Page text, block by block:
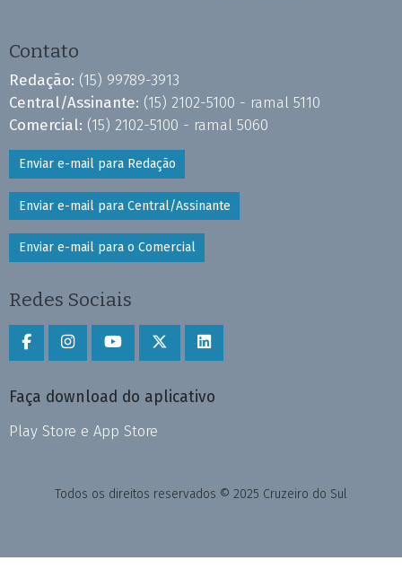
Contato
Redação: (15) 99789-3913
Central/Assinante: (15) 2102-5100 - ramal 5110
Comercial: (15) 2102-5100 - ramal 5060
Enviar e-mail para Redação
Enviar e-mail para Central/Assinante
Enviar e-mail para o Comercial
Redes Sociais
Faça download do aplicativo
Play Store e App Store
Todos os direitos reservados © 2025 Cruzeiro do Sul